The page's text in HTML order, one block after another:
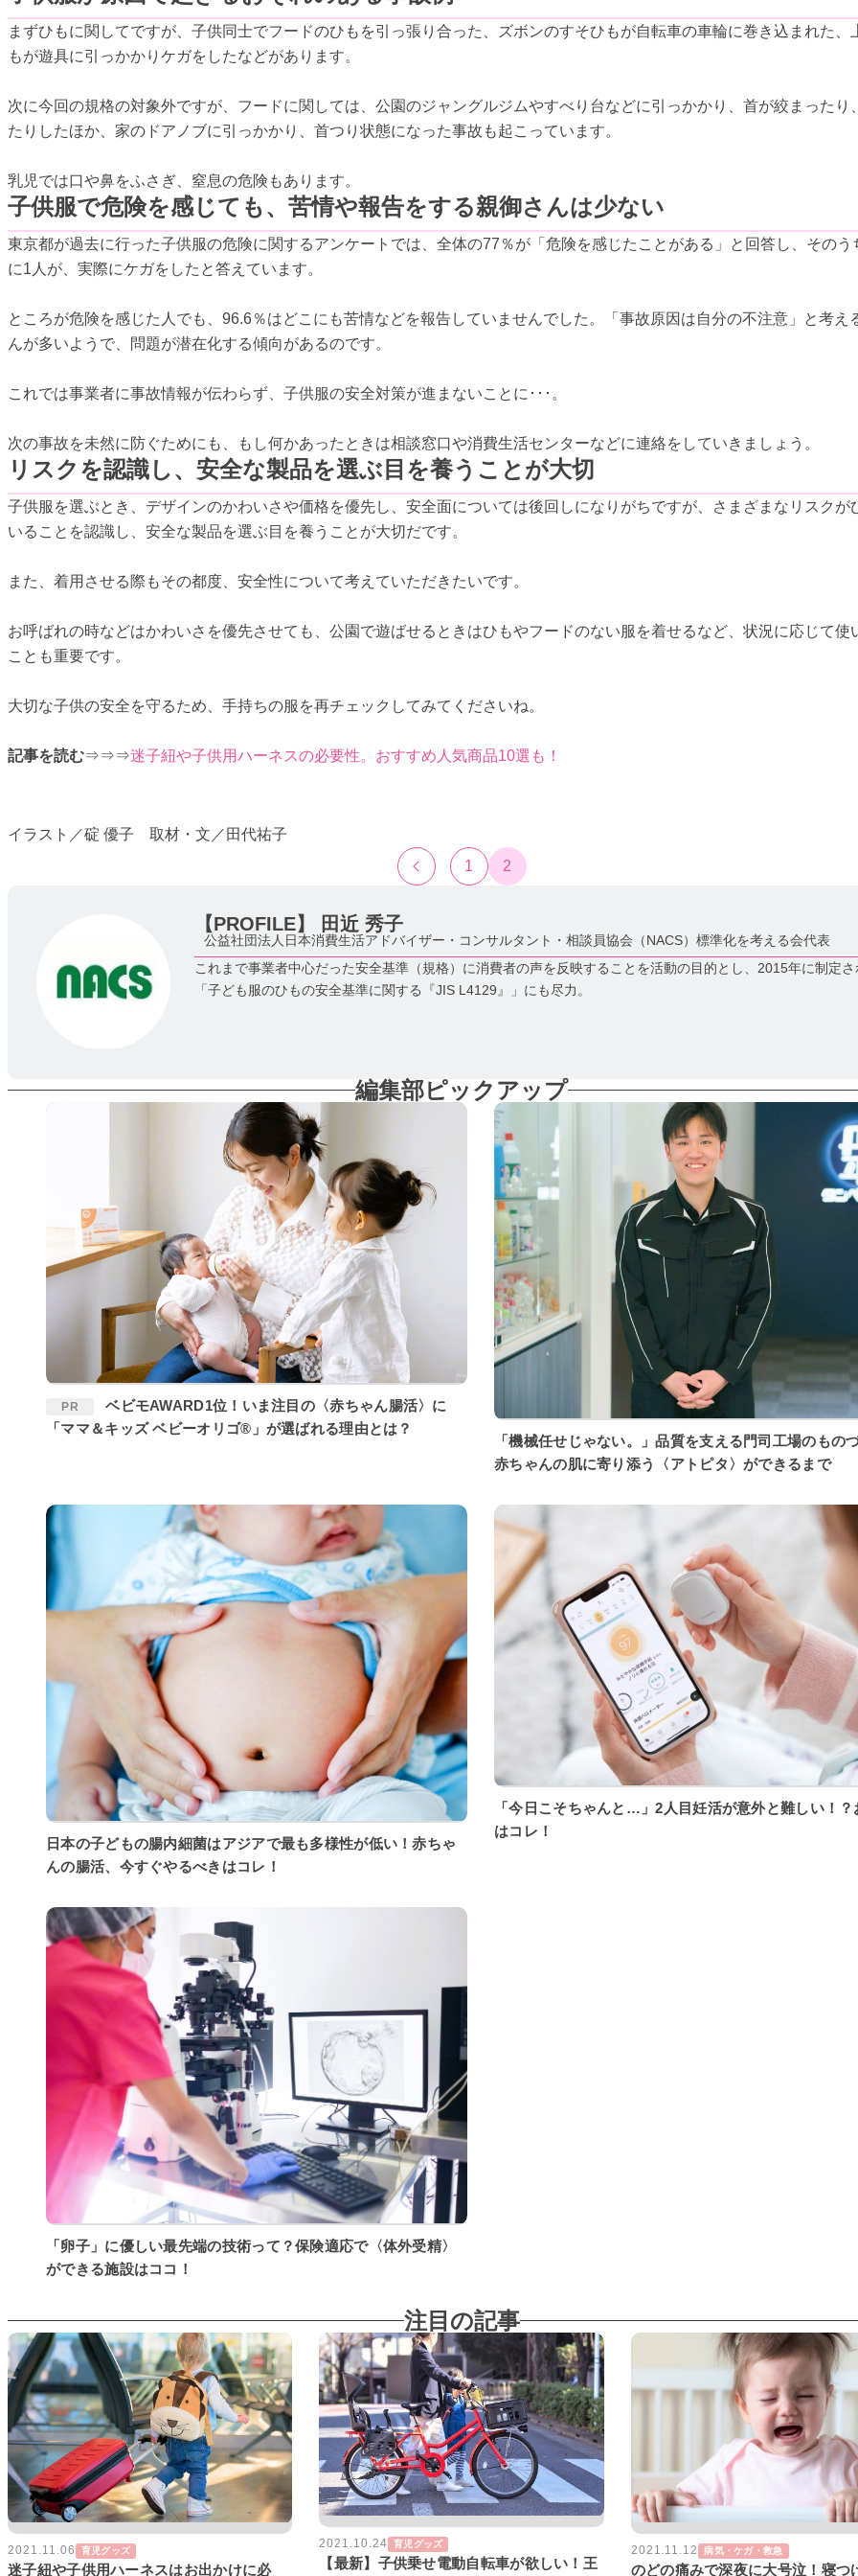
まずひもに関してですが、子供同士でフードのひもを引っ張り合った、ズボンのすそひもが自転車の車輪に巻き込まれた、
もが遊具に引っかかりケガをしたなどがあります。
次に今回の規格の対象外ですが、フードに関しては、公園のジャングルジムやすべり台などに引っかかり、首が絞まったり
たりしたほか、家のドアノブに引っかかり、首つり状態になった事故も起こっています。
乳児では口や鼻をふさぎ、窒息の危険もあります。
子供服で危険を感じても、苦情や報告をする親御さんは少ない
東京都が過去に行った子供服の危険に関するアンケートでは、全体の77％が「危険を感じたことがある」と回答し、そのう
に1人が、実際にケガをしたと答えています。
ところが危険を感じた人でも、96.6％はどこにも苦情などを報告していませんでした。「事故原因は自分の不注意」と考え
んが多いようで、問題が潜在化する傾向があるのです。
これでは事業者に事故情報が伝わらず、子供服の安全対策が進まないことに･･･。
次の事故を未然に防ぐためにも、もし何かあったときは相談窓口や消費生活センターなどに連絡をしていきましょう。
リスクを認識し、安全な製品を選ぶ目を養うことが大切
子供服を選ぶとき、デザインのかわいさや価格を優先し、安全面については後回しになりがちですが、さまざまなリスクが
いることを認識し、安全な製品を選ぶ目を養うことが大切だです。
また、着用させる際もその都度、安全性について考えていただきたいです。
お呼ばれの時などはかわいさを優先させても、公園で遊ばせるときはひもやフードのない服を着せるなど、状況に応じて使
ことも重要です。
大切な子供の安全を守るため、手持ちの服を再チェックしてみてくださいね。
記事を読む⇒⇒⇒迷子紐や子供用ハーネスの必要性。おすすめ人気商品10選も！
イラスト／碇 優子 取材・文／田代祐子
1
2
【PROFILE】 田近 秀子
公益社団法人日本消費生活アドバイザー・コンサルタント・相談員協会（NACS）標準化を考える会代表
これまで事業者中心だった安全基準（規格）に消費者の声を反映することを活動の目的とし、2015年に制定さ
「子ども服のひもの安全基準に関する『JIS L4129』」にも尽力。
編集部ピックアップ
PR
ベビモAWARD1位！いま注目の〈赤ちゃん腸活〉に
「ママ＆キッズ ベビーオリゴ®」が選ばれる理由とは？
「機械任せじゃない。」品質を支える門司工場のもの
赤ちゃんの肌に寄り添う〈アトピタ〉ができるまで
日本の子どもの腸内細菌はアジアで最も多様性が低い！赤ちゃ
んの腸活、今すぐやるべきはコレ！
「今日こそちゃんと…」2人目妊活が意外と難しい！？
はコレ！
「卵子」に優しい最先端の技術って？保険適応で〈体外受精〉
ができる施設はココ！
注目の記事
2021.11.06 育児グッズ
迷子紐や子供用ハーネスはお出かけに必
2021.10.24 育児グッズ
【最新】子供乗せ電動自転車が欲しい！王
2021.11.12 病気・ケガ・救急
のどの痛みで深夜に大号泣！寝つ